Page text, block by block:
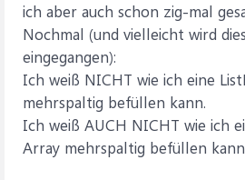
ich aber auch schon zig-mal
Nochmal (und vielleicht wird
eingegangen):
Ich weiß NICHT wie ich eine
mehrspaltig befüllen kann.
Ich weiß AUCH NICHT wie ich
Array mehrspaltig befüllen